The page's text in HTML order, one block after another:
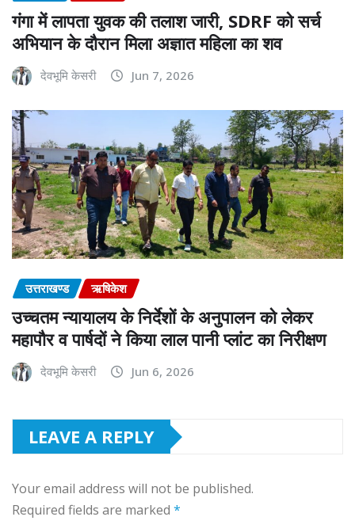
गंगा में लापता युवक की तलाश जारी, SDRF को सर्च
अभियान के दौरान मिला अज्ञात महिला का शव
देवभूमि केसरी Jun 7, 2026
उत्तराखण्ड ऋषिकेश
उच्चतम न्यायालय के निर्देशों के अनुपालन को लेकर
महापौर व पार्षदों ने किया लाल पानी प्लांट का निरीक्षण
देवभूमि केसरी Jun 6, 2026
LEAVE A REPLY
Your email address will not be published.
Required fields are marked *